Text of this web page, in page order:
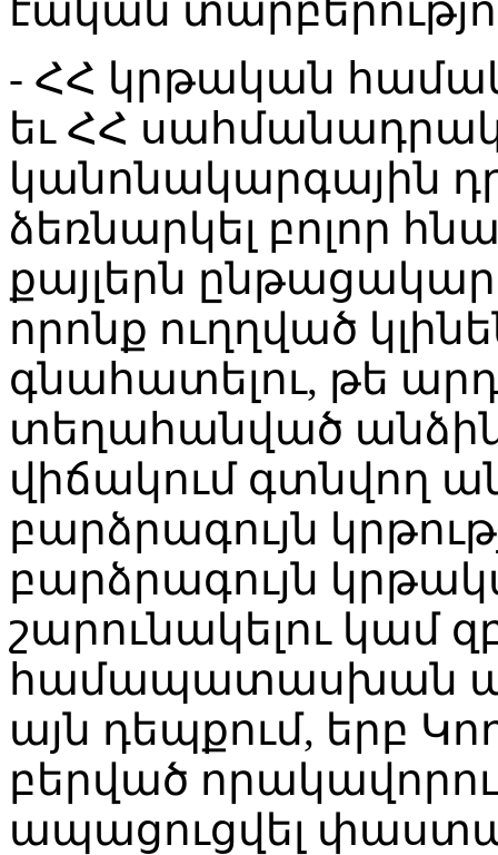
էական
- ՀՀ կրթական
եւ ՀՀ
կանոնակարգային
ձեռնարկել բոլոր
քայլերն
որոնք ուղղված
գնահատելու, թե
տեղահանված
վիճակում գտնվող
բարձրագույն
բարձրագույն
շարունակելու կամ
համապատասխան
այն դեպքում, երբ
բերված
ապացուցվել